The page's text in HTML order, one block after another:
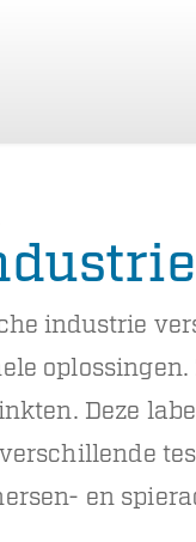
industrie
oplossingen.
Deze
en